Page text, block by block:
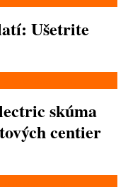
Ušetrite
skúma
centier